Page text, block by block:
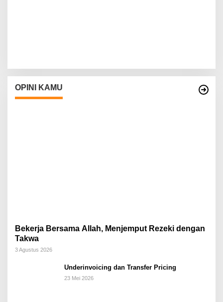
OPINI KAMU
Bekerja Bersama Allah, Menjemput Rezeki dengan
Takwa
3 Agustus 2026
Underinvoicing dan Transfer Pricing
23 Mei 2026